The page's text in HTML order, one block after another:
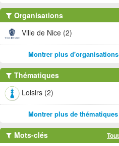
Organisations
Ville de Nice (2)
Montrer plus d'organisations
Thématiques
Loisirs (2)
Montrer plus de thématiques
Mots-clés